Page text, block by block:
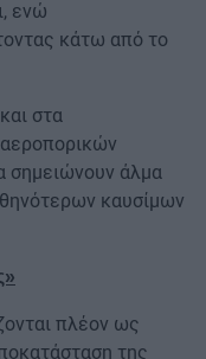
ενώ
κάτω από το
στα
σημειώνουν άλμα
καυσίμων
πλέον ως
της